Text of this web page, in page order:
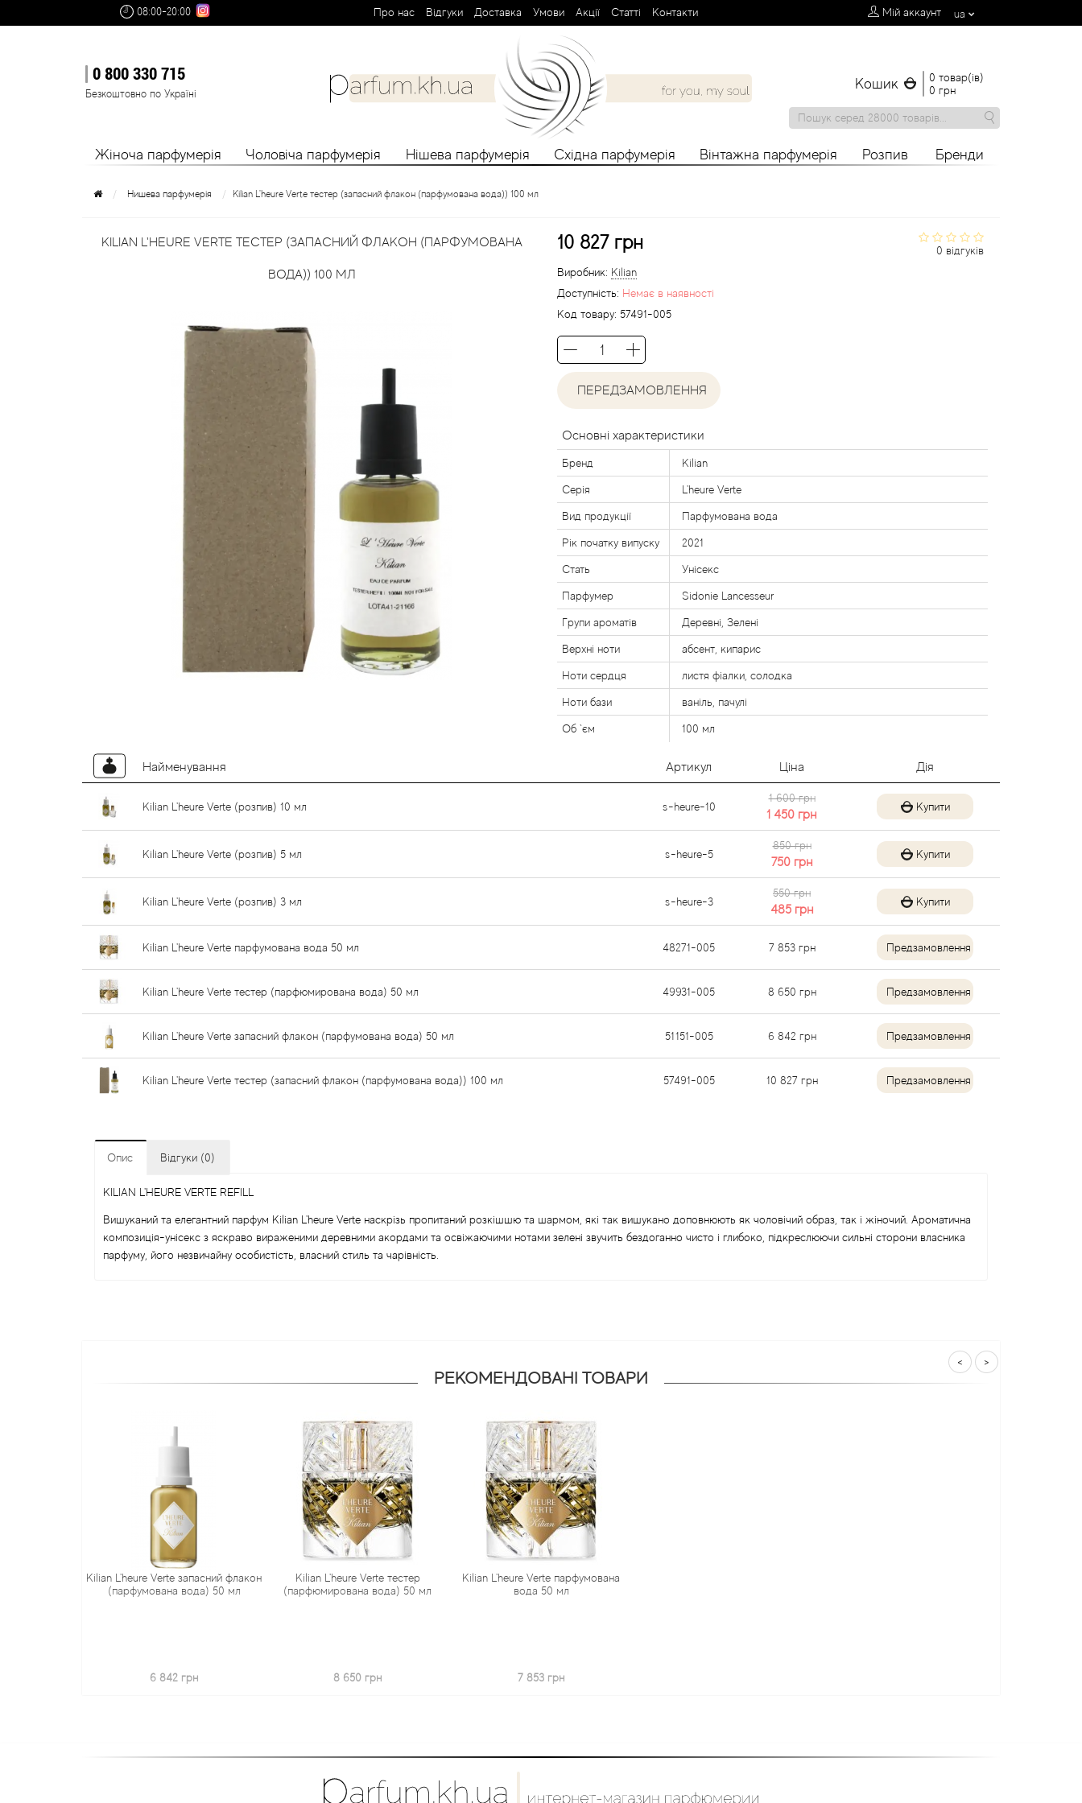
08:00-20:00 Про нас Вiдгуки Доставка Умови Aкції Cтатті Контакти Мій аккаунт ua
0 800 330 715
Безкоштовно по Україні
Кошик
0 товар(ів)
0 грн
Жіноча парфумерія Чоловіча парфумерія Нішева парфумерія Східна парфумерія Вінтажна парфумерія Розпив Бренди
Нишева парфумерія Kilian L'heure Verte тестер (запасний флакон (парфумована вода)) 100 мл
KILIAN L'HEURE VERTE ТЕСТЕР (ЗАПАСНИЙ ФЛАКОН (ПАРФУМОВАНА
ВОДА)) 100 МЛ
0 відгуків
10 827 грн
Виробник: Kilian
Доступність: Немає в наявності
Код товару: 57491-005
ПЕРЕДЗАМОВЛЕННЯ
Основні характеристики
Бренд Kilian
Серія L'heure Verte
Вид продукції Парфумована вода
Рік початку випуску 2021
Стать Унісекс
Парфумер Sidonie Lancesseur
Групи ароматів Деревні, Зелені
Верхні ноти абсент, кипарис
Ноти сердця листя фіалки, солодка
Ноти бази ваніль, пачулі
Об `єм 100 мл
Найменування Артикул Ціна Дія
Kilian L'heure Verte (розпив) 10 мл s-heure-10
1 600 грн
1 450 грн
Купити
Kilian L'heure Verte (розпив) 5 мл s-heure-5
850 грн
750 грн
Купити
Kilian L'heure Verte (розпив) 3 мл s-heure-3
550 грн
485 грн
Купити
Kilian L'heure Verte парфумована вода 50 мл 48271-005 7 853 грн Предзамовлення
Kilian L'heure Verte тестер (парфюмирована вода) 50 мл 49931-005 8 650 грн Предзамовлення
Kilian L'heure Verte запасний флакон (парфумована вода) 50 мл 51151-005 6 842 грн Предзамовлення
Kilian L'heure Verte тестер (запасний флакон (парфумована вода)) 100 мл 57491-005 10 827 грн Предзамовлення
Опис Відгуки (0)
KILIAN L'HEURE VERTE REFILL
Вишуканий та елегантний парфум Kilian L'heure Verte наскрізь пропитаний розкішшю та шармом, які так вишукано доповнюють як чоловічий образ, так і жіночий. Ароматична
композиція-унісекс з яскраво вираженими деревними акордами та освіжаючими нотами зелені звучить бездоганно чисто і глибоко, підкреслюючи сильні сторони власника
парфуму, його незвичайну особистість, власний стиль та чарівність.
РЕКОМЕНДОВАНІ ТОВАРИ
Kilian L'heure Verte запасний флакон
(парфумована вода) 50 мл
6 842 грн
Kilian L'heure Verte тестер
(парфюмирована вода) 50 мл
8 650 грн
Kilian L'heure Verte парфумована
вода 50 мл
7 853 грн
< >